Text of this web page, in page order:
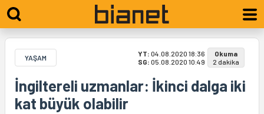
YAŞAM YT: 04.08.2020 18:36
SG: 05.08.2020 10:49
Okuma
2 dakika
İngiltereli uzmanlar: İkinci dalga iki
kat büyük olabilir